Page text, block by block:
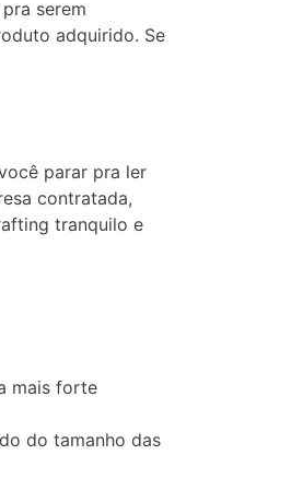
serem
adquirido. Se
parar pra ler
contratada,
tranquilo e
mais forte
do tamanho das